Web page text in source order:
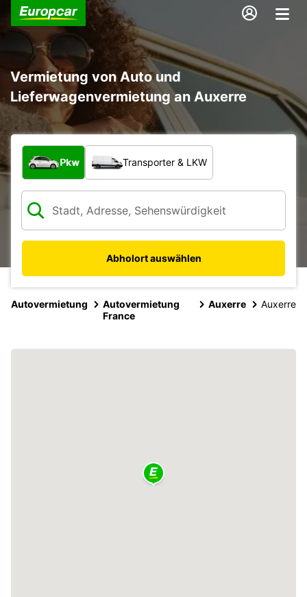
Vermietung von Auto und
Lieferwagenvermietung an Auxerre
Welche Art von Fahrzeug?
Pkw Transporter & LKW
Abholort auswählen
Autovermietung
Autovermietung
France
Auxerre Auxerre